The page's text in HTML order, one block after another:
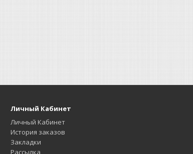
Личный Кабинет
Личный Кабинет
История заказов
Закладки
Рассылка